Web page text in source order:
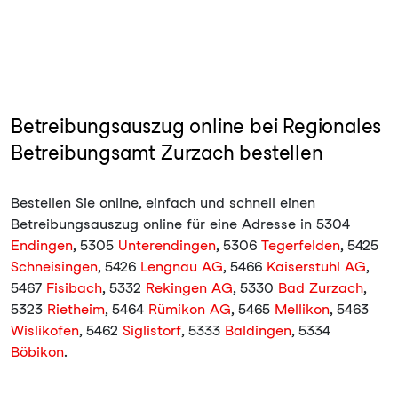
Betreibungsauszug online bei Regionales
Betreibungsamt Zurzach bestellen
Bestellen Sie online, einfach und schnell einen
Betreibungsauszug online für eine Adresse in 5304
Endingen, 5305 Unterendingen, 5306 Tegerfelden, 5425
Schneisingen, 5426 Lengnau AG, 5466 Kaiserstuhl AG,
5467 Fisibach, 5332 Rekingen AG, 5330 Bad Zurzach,
5323 Rietheim, 5464 Rümikon AG, 5465 Mellikon, 5463
Wislikofen, 5462 Siglistorf, 5333 Baldingen, 5334
Böbikon.